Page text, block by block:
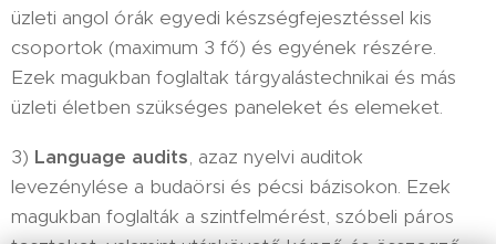
üzleti angol órák egyedi készségfejesztéssel kis
csoportok (maximum 3 fő) és egyének részére.
Ezek magukban foglaltak tárgyalástechnikai és más
üzleti életben szükséges paneleket és elemeket.
3) Language audits, azaz nyelvi auditok
levezénylése a budaörsi és pécsi bázisokon. Ezek
magukban foglalták a szintfelmérést, szóbeli páros